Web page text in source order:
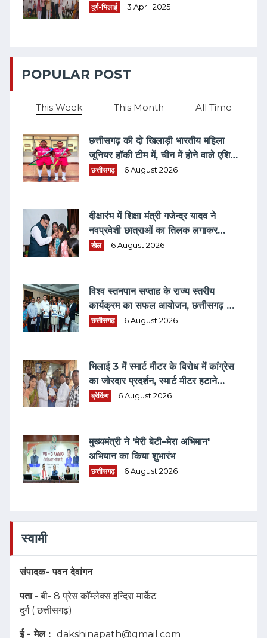
साथ खड़ा है: विधायक ललित चंद्राकर
दुर्ग-भिलाई 3 April 2025
POPULAR POST
This Week This Month All Time
छत्तीसगढ़ की दो खिलाड़ी भारतीय महिला
जूनियर हॉकी टीम में, चीन में होने वाले एशिया
कप में दिखाएंगी दम
छत्तीसगढ़ 6 August 2026
दीक्षारंभ में शिक्षा मंत्री गजेन्द्र यादव ने
नवप्रवेशी छात्राओं का तिलक लगाकर
विद्यार्थियों से किये आत्मीय संवाद
खेल 6 August 2026
विश्व स्तनपान सप्ताह के राज्य स्तरीय
कार्यक्रम का सफल आयोजन, छत्तीसगढ़ के
प्रथम "मातृ दूध कोष (MOTHER MILK
छत्तीसगढ़ 6 August 2026
भिलाई 3 में स्मार्ट मीटर के विरोध में कांग्रेस
का जोरदार प्रदर्शन, स्मार्ट मीटर हटाने
भरवाया फार्म
ब्रेकिंग 6 August 2026
मुख्यमंत्री ने 'मेरी बेटी–मेरा अभिमान'
अभियान का किया शुभारंभ
छत्तीसगढ़ 6 August 2026
स्वामी
संपादक-पवन देवांगन
पता- बी- 8 प्रेस कॉम्लेक्स इन्दिरा मार्केट
दुर्ग ( छत्तीसगढ़)
ई - मेल : dakshinapath@gmail.com